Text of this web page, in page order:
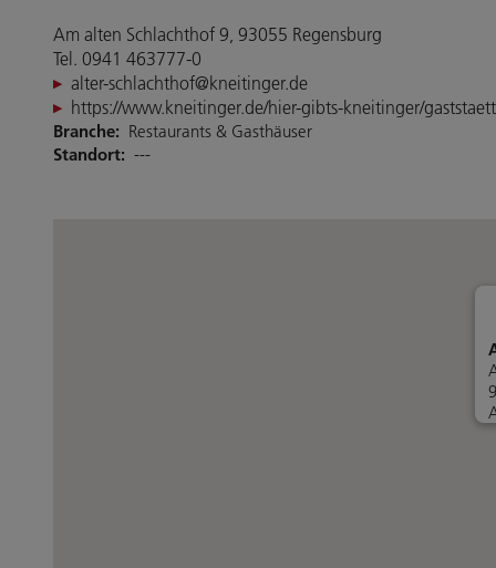
Am alten Schlachthof 9, 93055 Regensburg
Tel. 0941 463777-0
alter-schlachthof@kneitinger.de
https://www.kneitinger.de/hier-gibts-kneitinger/
Branche: Restaurants & Gasthäuser
Standort: ---